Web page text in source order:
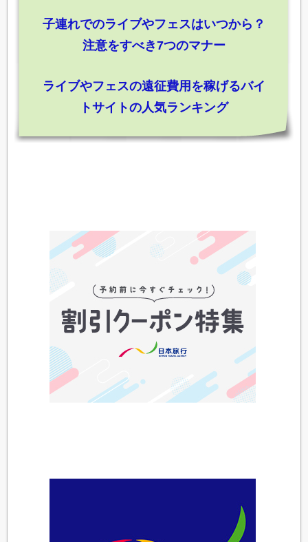
子連れでのライブやフェスはいつから？
注意をすべき7つのマナー
ライブやフェスの遠征費用を稼げるバイ
トサイトの人気ランキング